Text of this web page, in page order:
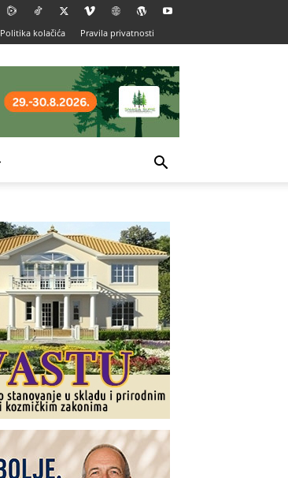
Politika kolačića Pravila privatnosti